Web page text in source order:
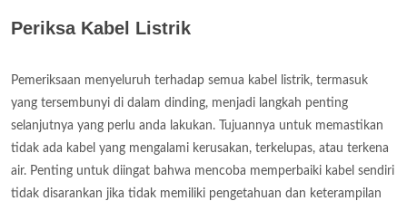
Periksa Kabel Listrik
Pemeriksaan menyeluruh terhadap semua kabel listrik, termasuk
yang tersembunyi di dalam dinding, menjadi langkah penting
selanjutnya yang perlu anda lakukan. Tujuannya untuk memastikan
tidak ada kabel yang mengalami kerusakan, terkelupas, atau terkena
air. Penting untuk diingat bahwa mencoba memperbaiki kabel sendiri
tidak disarankan jika tidak memiliki pengetahuan dan keterampilan